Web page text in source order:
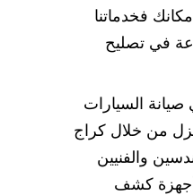
فخدماتنا
على مدار 24 ساعة في تصليح
صيانة السيارات
من خلال كراج
والفنيين
كشف